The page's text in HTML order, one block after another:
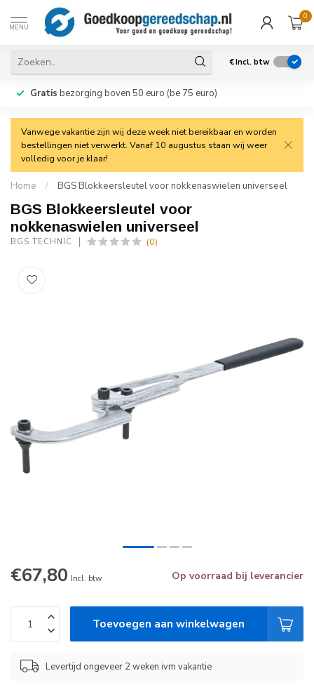
MENU
0
€Incl. btw
Gratis bezorging boven 50 euro (be 75 euro)
Vanwege vakantie zijn wij deze week niet bereikbaar en worden
bestellingen niet verwerkt. Vanaf 10 augustus staan wij weer
volledig voor je klaar!
Home / BGS Blokkeersleutel voor nokkenaswielen universeel
BGS Blokkeersleutel voor
nokkenaswielen universeel
BGS TECHNIC (0)
€67,80 Incl. btw Op voorraad bij leverancier
Toevoegen aan winkelwagen
Levertijd ongeveer 2 weken ivm vakantie